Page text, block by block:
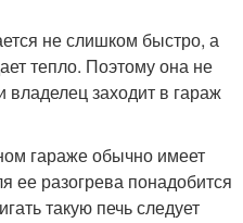
не слишком быстро, а
тепло. Поэтому она не
заходит в гараж
гараже обычно имеет
ее разогрева понадобится
такую печь следует